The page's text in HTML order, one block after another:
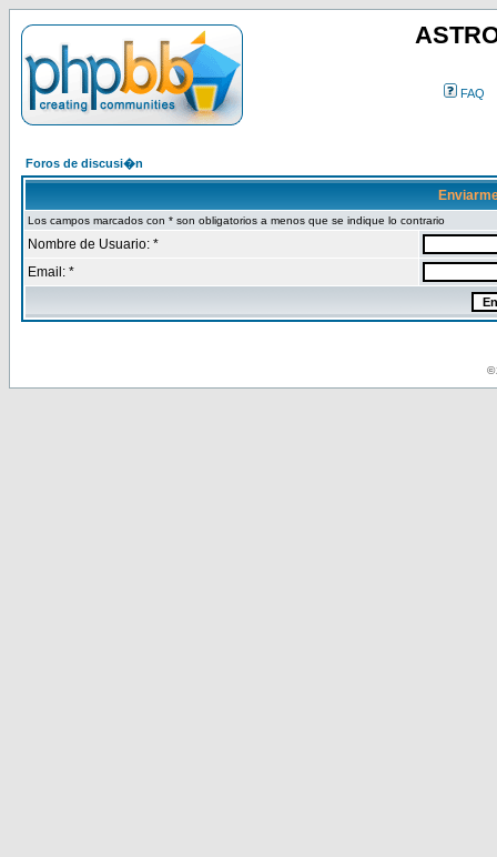
FAQ
Foros de discusi�n
Los campos marcados con * son obligatorios a menos que se indique lo contrario
Nombre de Usuario: *
Email: *
©